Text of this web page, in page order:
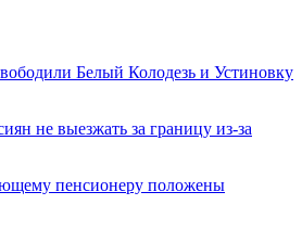
Белый Колодезь и Устиновку
не выезжать за границу из-за
пенсионеру положены